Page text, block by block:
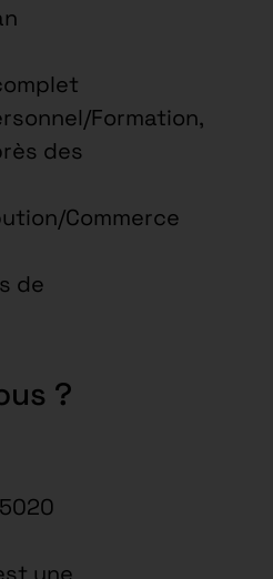
Formation,
des
Commerce
de
?
une